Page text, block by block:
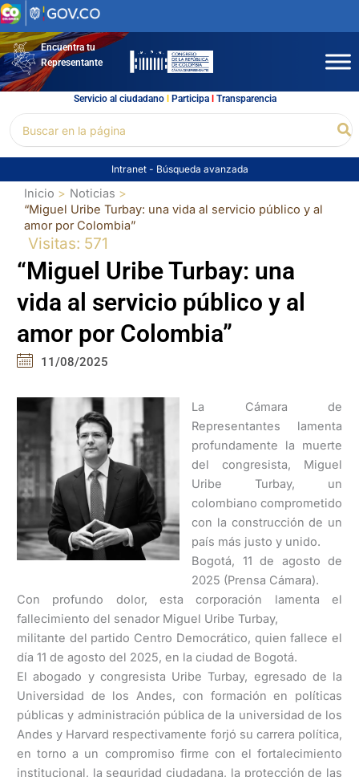
Ir
al
contenidoEncuentra tu
Representante
Servicio al ciudadano l Participal Transparencia
por:
Intranet - Búsqueda avanzada
Inicio
Noticias
“Miguel Uribe Turbay: una vida al servicio público y al
amor por Colombia”
Visitas: 571
“Miguel Uribe Turbay: una
vida al servicio público y al
amor por Colombia”
11/08/2025
La Cámara de
Representantes lamenta
profundamente la muerte
del congresista, Miguel
Uribe Turbay, un
colombiano comprometido
con la construcción de un
país más justo y unido.
Bogotá, 11 de agosto de
2025 (Prensa Cámara).
Con profundo dolor, esta corporación lamenta el
fallecimiento del senador Miguel Uribe Turbay,
militante del partido Centro Democrático, quien fallece el
día 11 de agosto del 2025, en la ciudad de Bogotá.
El abogado y congresista Uribe Turbay, egresado de la
Universidad de los Andes, con formación en políticas
públicas y administración pública de la universidad de los
Andes y Harvard respectivamente forjó su carrera política,
en torno a un compromiso firme con el fortalecimiento
institucional, la seguridad ciudadana, la protección de las